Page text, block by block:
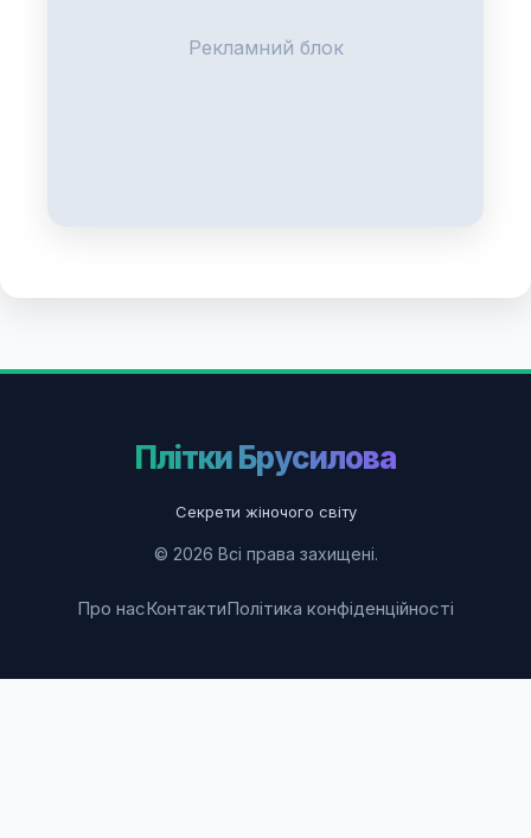
Рекламний блок
Плітки Брусилова
Секрети жіночого світу
© 2026 Всі права захищені.
Про насКонтактиПолітика конфіденційності